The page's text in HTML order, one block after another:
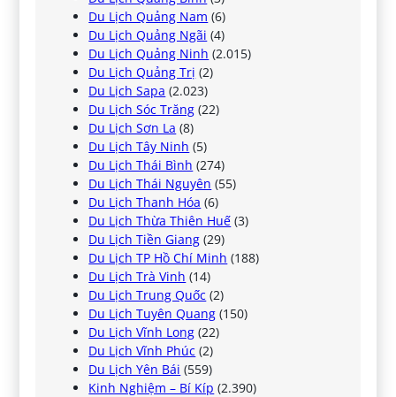
Du Lịch Quảng Nam (6)
Du Lịch Quảng Ngãi (4)
Du Lịch Quảng Ninh (2.015)
Du Lịch Quảng Trị (2)
Du Lịch Sapa (2.023)
Du Lịch Sóc Trăng (22)
Du Lịch Sơn La (8)
Du Lịch Tây Ninh (5)
Du Lịch Thái Bình (274)
Du Lịch Thái Nguyên (55)
Du Lịch Thanh Hóa (6)
Du Lịch Thừa Thiên Huế (3)
Du Lịch Tiền Giang (29)
Du Lịch TP Hồ Chí Minh (188)
Du Lịch Trà Vinh (14)
Du Lịch Trung Quốc (2)
Du Lịch Tuyên Quang (150)
Du Lịch Vĩnh Long (22)
Du Lịch Vĩnh Phúc (2)
Du Lịch Yên Bái (559)
Kinh Nghiệm – Bí Kíp (2.390)